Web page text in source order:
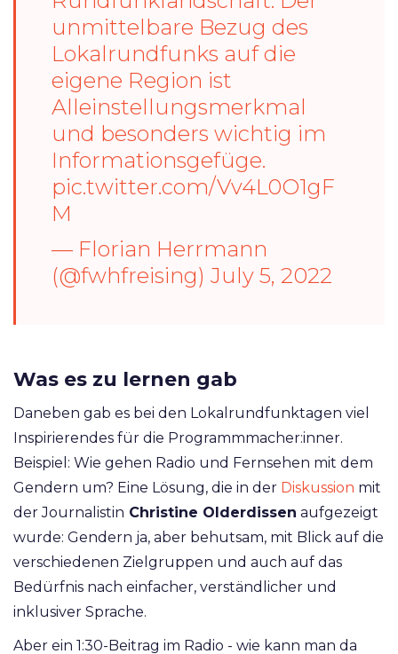
unmittelbare Bezug des
Lokalrundfunks auf die
eigene Region ist
Alleinstellungsmerkmal
und besonders wichtig im
Informationsgefüge.
pic.twitter.com/Vv4L0O1gF
M
— Florian Herrmann
(@fwhfreising) July 5, 2022
Was es zu lernen gab
Daneben gab es bei den Lokalrundfunktagen viel
Inspirierendes für die Programmmacher:inner.
Beispiel: Wie gehen Radio und Fernsehen mit dem
Gendern um? Eine Lösung, die in der Diskussion mit
der Journalistin Christine Olderdissen aufgezeigt
wurde: Gendern ja, aber behutsam, mit Blick auf die
verschiedenen Zielgruppen und auch auf das
Bedürfnis nach einfacher, verständlicher und
inklusiver Sprache.
Aber ein 1:30-Beitrag im Radio - wie kann man da